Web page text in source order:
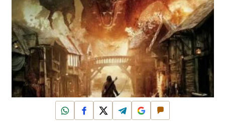
WhatsAppFacebook
X TelegramGoogleComentar